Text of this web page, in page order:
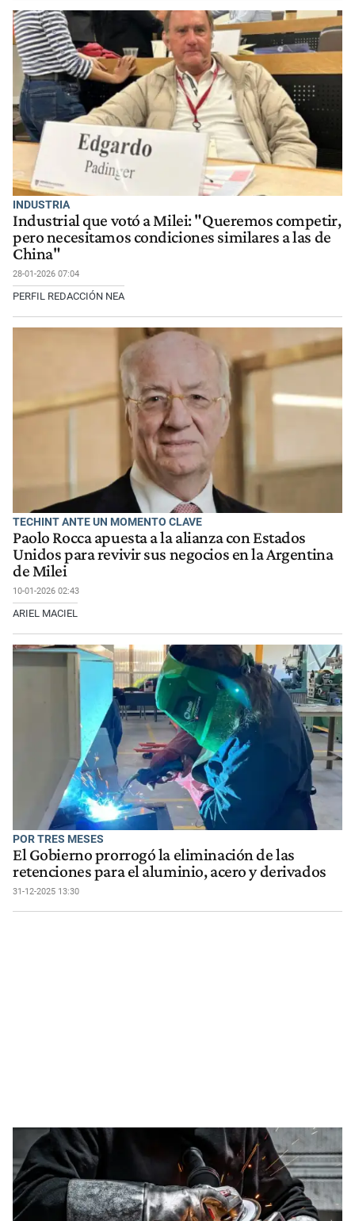
INDUSTRIA
Industrial que votó a Milei: "Queremos competir,
pero necesitamos condiciones similares a las de
China"
28-01-2026 07:04
PERFIL REDACCIÓN NEA
TECHINT ANTE UN MOMENTO CLAVE
Paolo Rocca apuesta a la alianza con Estados
Unidos para revivir sus negocios en la Argentina
de Milei
10-01-2026 02:43
ARIEL MACIEL
POR TRES MESES
El Gobierno prorrogó la eliminación de las
retenciones para el aluminio, acero y derivados
31-12-2025 13:30